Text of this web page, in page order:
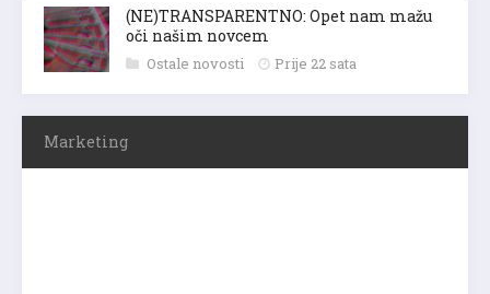
(NE)TRANSPARENTNO: Opet nam mažu
oči našim novcem
Ostale novosti Prije 22 sata
Marketing